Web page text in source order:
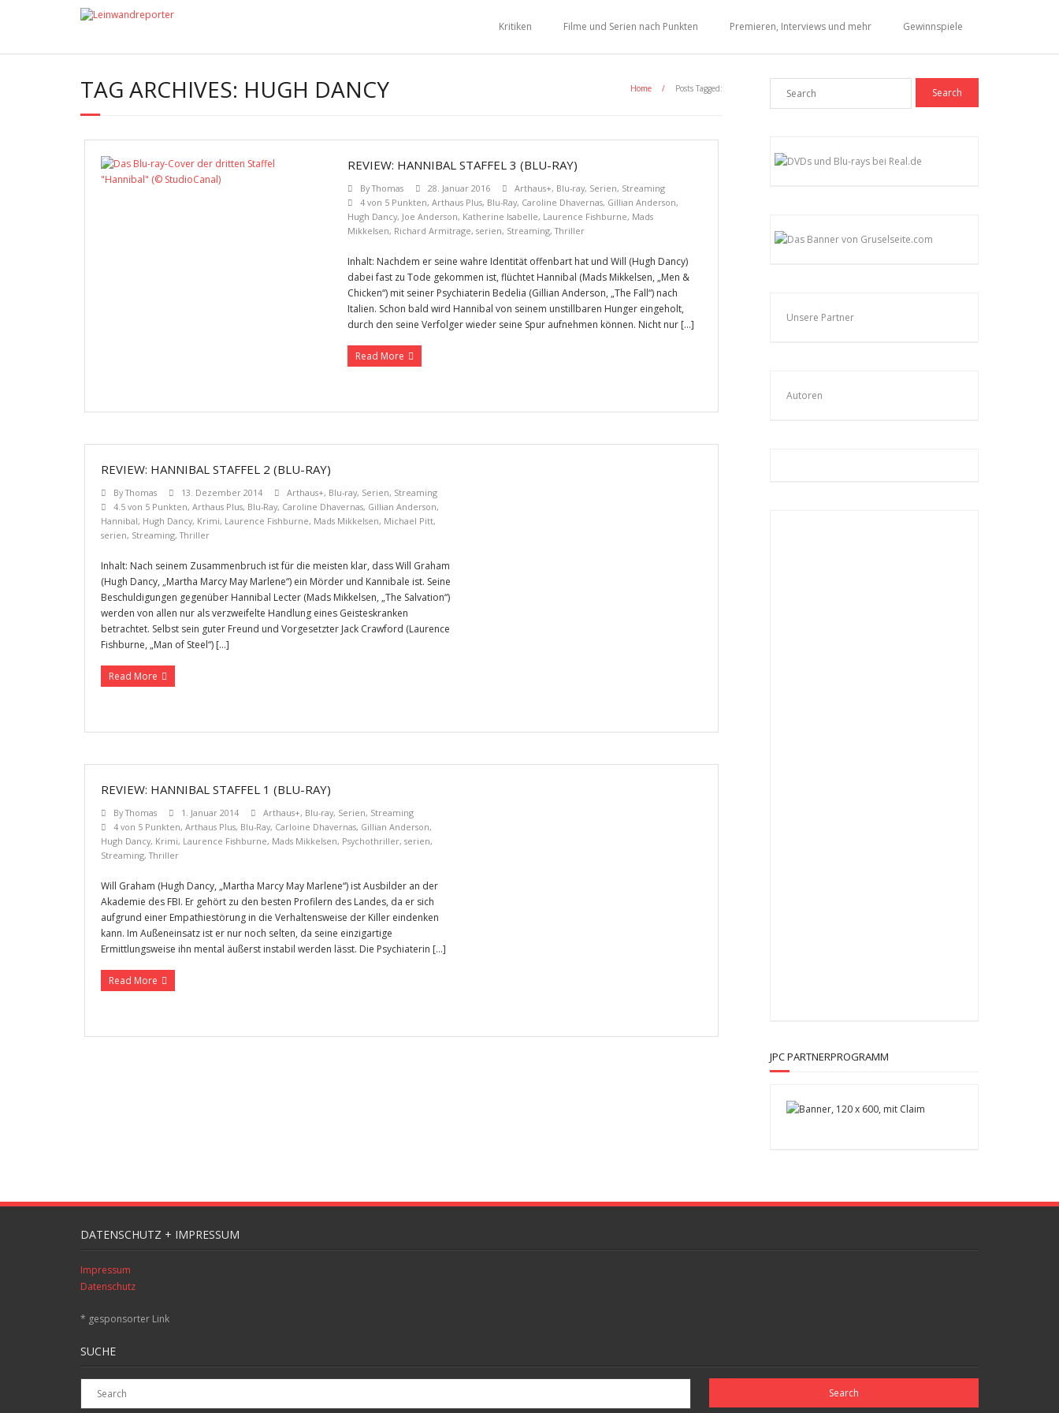
Kritiken Filme und Serien nach Punkten Premieren, Interviews und mehr Gewinnspiele
TAG ARCHIVES: HUGH DANCY Home / Posts Tagged:
REVIEW: HANNIBAL STAFFEL 3 (BLU-RAY)
ByThomas 28. Januar 2016 Arthaus+, Blu-ray, Serien, Streaming
4 von 5 Punkten,Arthaus Plus, Blu-Ray, Caroline Dhavernas, Gillian Anderson,
Hugh Dancy, Joe Anderson, Katherine Isabelle, Laurence Fishburne, Mads
Mikkelsen, Richard Armitrage,serien, Streaming,Thriller
Inhalt: Nachdem er seine wahre Identität offenbart hat und Will (Hugh Dancy)
dabei fast zu Tode gekommen ist, flüchtet Hannibal (Mads Mikkelsen, „Men &
Chicken“) mit seiner Psychiaterin Bedelia (Gillian Anderson, „The Fall“) nach
Italien. Schon bald wird Hannibal von seinem unstillbaren Hunger eingeholt,
durch den seine Verfolger wieder seine Spur aufnehmen können. Nicht nur […]
Read More
REVIEW: HANNIBAL STAFFEL 2 (BLU-RAY)
ByThomas 13. Dezember 2014 Arthaus+, Blu-ray, Serien, Streaming
4.5 von 5 Punkten, Arthaus Plus, Blu-Ray, Caroline Dhavernas, Gillian Anderson,
Hannibal, Hugh Dancy, Krimi, Laurence Fishburne, Mads Mikkelsen, Michael Pitt,
serien, Streaming,Thriller
Inhalt: Nach seinem Zusammenbruch ist für die meisten klar, dass Will Graham
(Hugh Dancy, „Martha Marcy May Marlene“) ein Mörder und Kannibale ist. Seine
Beschuldigungen gegenüber Hannibal Lecter (Mads Mikkelsen, „The Salvation“)
werden von allen nur als verzweifelte Handlung eines Geisteskranken
betrachtet. Selbst sein guter Freund und Vorgesetzter Jack Crawford (Laurence
Fishburne, „Man of Steel“) […]
Read More
REVIEW: HANNIBAL STAFFEL 1 (BLU-RAY)
ByThomas 1. Januar 2014 Arthaus+, Blu-ray, Serien, Streaming
4 von 5 Punkten, Arthaus Plus, Blu-Ray, Carloine Dhavernas, Gillian Anderson,
Hugh Dancy, Krimi, Laurence Fishburne, Mads Mikkelsen, Psychothriller, serien,
Streaming,Thriller
Will Graham (Hugh Dancy, „Martha Marcy May Marlene“) ist Ausbilder an der
Akademie des FBI. Er gehört zu den besten Profilern des Landes, da er sich
aufgrund einer Empathiestörung in die Verhaltensweise der Killer eindenken
kann. Im Außeneinsatz ist er nur noch selten, da seine einzigartige
Ermittlungsweise ihn mental äußerst instabil werden lässt. Die Psychiaterin […]
Read More
Unsere Partner
Autoren
JPC PARTNERPROGRAMM
DATENSCHUTZ + IMPRESSUM
Impressum
Datenschutz
* gesponsorter Link
SUCHE